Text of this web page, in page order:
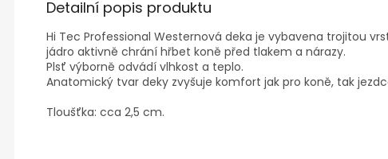
Detailní popis produktu
Hi Tec Professional Westernová deka je vybavena trojitou
jádro aktivně chrání hřbet koně před tlakem a nárazy.
Plsť výborně odvádí vlhkost a teplo.
Anatomický tvar deky zvyšuje komfort jak pro koně, tak
Tloušťka: cca 2,5 cm.